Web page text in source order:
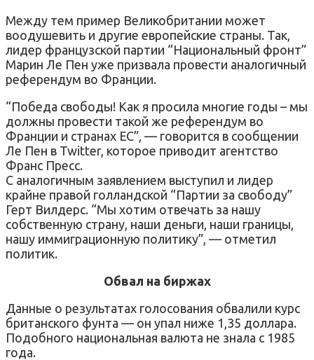
Между тем пример Великобритании может
воодушевить и другие европейские страны. Так,
лидер французской партии “Национальный фронт”
Марин Ле Пен уже призвала провести аналогичный
референдум во Франции.
“Победа свободы! Как я просила многие годы – мы
должны провести такой же референдум во
Франции и странах ЕС”, — говорится в сообщении
Ле Пен в Twitter, которое приводит агентство
Франс Пресс.
С аналогичным заявлением выступил и лидер
крайне правой голландской “Партии за свободу”
Герт Вилдерс. “Мы хотим отвечать за нашу
собственную страну, наши деньги, наши границы,
нашу иммиграционную политику”, — отметил
политик.
Обвал на биржах
Данные о результатах голосования обвалили курс
британского фунта — он упал ниже 1,35 доллара.
Подобного национальная валюта не знала с 1985
года.